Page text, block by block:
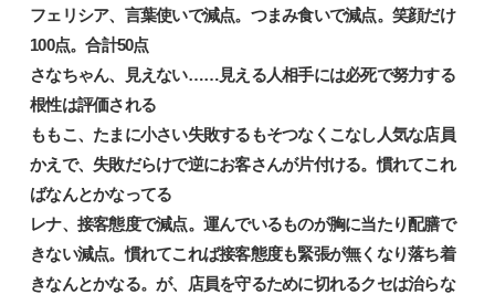
フェリシア、言葉使いで減点。つまみ食いで減点。笑顔だけ
100点。合計50点‌
さなちゃん、見えない……見える人相手には必死で努力する
根性は評価される‌
ももこ、たまに小さい失敗するもそつなくこなし人気な店員‌
かえで、失敗だらけで逆にお客さんが片付ける。慣れてこれ
ばなんとかなってる‌
レナ、接客態度で減点。運んでいるものが胸に当たり配膳で
きない減点。慣れてこれば接客態度も緊張が無くなり落ち着
きなんとかなる。が、店員を守るために切れるクセは治らな